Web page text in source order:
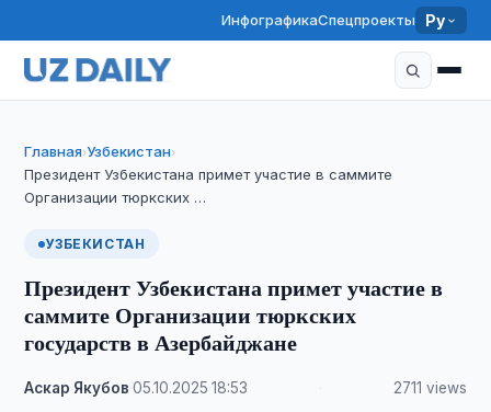
ИнфографикаСпецпроекты Ру
Главная›Узбекистан›
Президент Узбекистана примет участие в саммите
Организации тюркских …
УЗБЕКИСТАН
Президент Узбекистана примет участие в
саммите Организации тюркских
государств в Азербайджане
Аскар Якубов ·05.10.2025 ·18:53 2711 views